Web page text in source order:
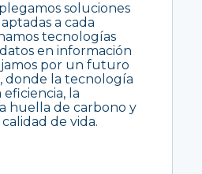
soluciones
a cada
tecnologías
en información
por un futuro
donde la tecnología
la
huella de carbono y
de vida.